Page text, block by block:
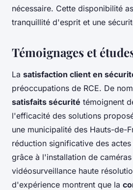
nécessaire. Cette disponibilité
tranquillité d'esprit et une
Témoignages et
La satisfaction client en
préoccupations de RCE. De
satisfaits sécurité témoignent
l'efficacité des solutions
une municipalité des Hauts-de-
réduction significative des
grâce à l'installation de
vidéosurveillance haute
d'expérience montrent que la